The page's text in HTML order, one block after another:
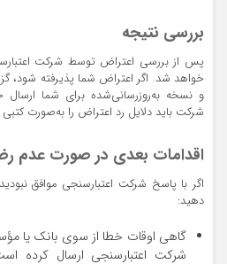
بررسی نتیجه
پس از بررسی اعتراض توسط شرکت
خواهد شد. اگر اعتراض شما پذیرفته شود،
و نسخه به‌روزرسانی‌شده برای شما
شرکت باید دلایل رد اعتراض را به‌صورت
اقدامات بعدی در صورت عدم
اگر با پاسخ شرکت اعتبارسنجی موافق
دهید:
گاهی اوقات خطا از سوی بانک یا
شرکت اعتبارسنجی ارسال کرده